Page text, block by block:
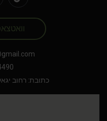
כתובת: רחוב יגאל אלון 94